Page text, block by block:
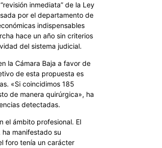
inmediata” de la Ley
por el departamento de
indispensables
hace un año sin criterios
del sistema judicial.
la Cámara Baja a favor de
de esta propuesta es
«Si coincidimos 185
de manera quirúrgica», ha
detectadas.
el ámbito profesional. El
ha manifestado su
foro tenía un carácter